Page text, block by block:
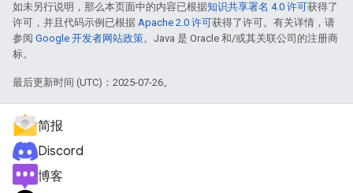
如未另行说明，那么本页面中的内容已根据知识共享署名 4.0 许可获得了
许可，并且代码示例已根据 Apache 2.0 许可获得了许可。有关详情，请
参阅 Google 开发者网站政策。Java 是 Oracle 和/或其关联公司的注册商
标。
最后更新时间 (UTC)：2025-07-26。
简报
Discord
博客